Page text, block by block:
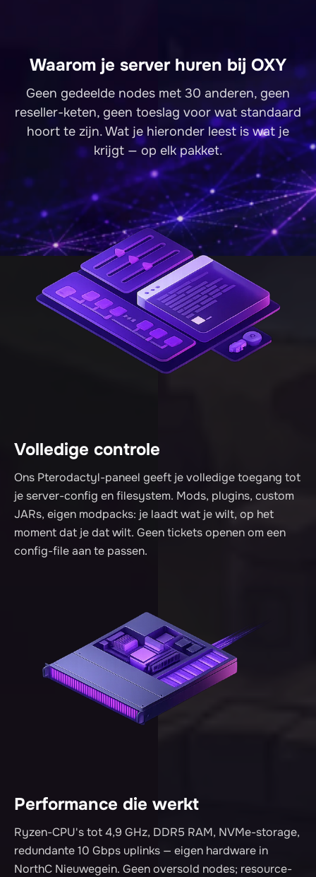
Waarom je server huren bij OXY
Geen gedeelde nodes met 30 anderen, geen
reseller-keten, geen toeslag voor wat standaard
hoort te zijn. Wat je hieronder leest is wat je
krijgt — op elk pakket.
Volledige controle
Ons Pterodactyl-paneel geeft je volledige toegang tot
je server-config en filesystem. Mods, plugins, custom
JARs, eigen modpacks: je laadt wat je wilt, op het
moment dat je dat wilt. Geen tickets openen om een
config-file aan te passen.
Performance die werkt
Ryzen-CPU's tot 4,9 GHz, DDR5 RAM, NVMe-storage,
redundante 10 Gbps uplinks — eigen hardware in
NorthC Nieuwegein. Geen oversold nodes; resource-